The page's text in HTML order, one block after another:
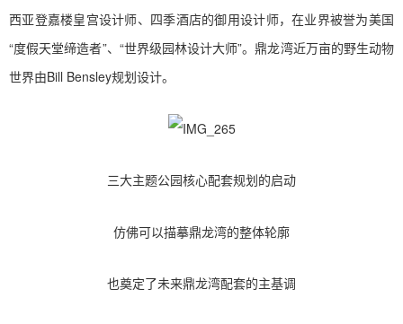
西亚登嘉楼皇宫设计师、四季酒店的御用设计师，在业界被誉为美国
“度假天堂缔造者”、“世界级园林设计大师”。鼎龙湾近万亩的野生动物
世界由Bill Bensley规划设计。
三大主题公园核心配套规划的启动
仿佛可以描摹鼎龙湾的整体轮廓
也奠定了未来鼎龙湾配套的主基调